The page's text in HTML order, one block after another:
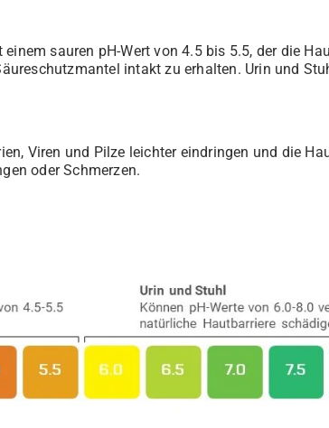
sauren pH-Wert von 4.5 bis 5.5, der die
intakt zu erhalten. Urin und
Viren und Pilze leichter eindringen und die
oder Schmerzen.